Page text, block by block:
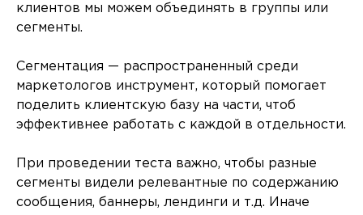
клиентов мы можем объединять в группы или
сегменты.
Сегментация — распространенный среди
маркетологов инструмент, который помогает
поделить клиентскую базу на части, чтоб
эффективнее работать с каждой в отдельности.
При проведении теста важно, чтобы разные
сегменты видели релевантные по содержанию
сообщения, баннеры, лендинги и т.д. Иначе